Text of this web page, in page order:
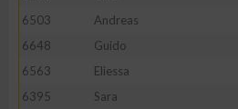
6503
Andreas
6648
Guido
6563
Eliessa
6395
Sara
Entwicklung und Verbesserung
Verwendung reduzierter Daten